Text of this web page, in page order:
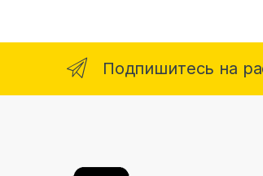
Подпишитесь на